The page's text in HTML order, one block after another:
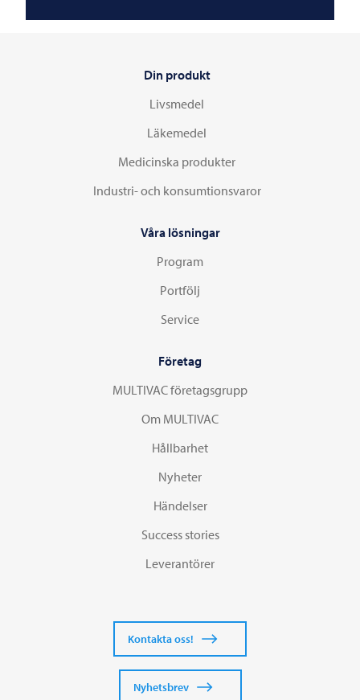
Din produkt
Livsmedel
Läkemedel
Medicinska produkter
Industri- och konsumtionsvaror
Våra lösningar
Program
Portfölj
Service
Företag
MULTIVAC företagsgrupp
Om MULTIVAC
Hållbarhet
Nyheter
Händelser
Success stories
Leverantörer
Kontakta oss!
Nyhetsbrev